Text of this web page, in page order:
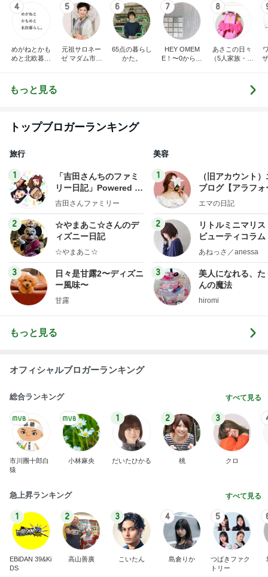
4
めがねとかも
めと北欧暮ら
5
元祖サロネー
ゼ マダム市川
6
65点の暮らし
かた。
7
HEY OMEM
E！〜0からの
8
あさこの日々
（5人家族・投
もっと見る
トップブロガーランキング
旅行
1
「吉田さんちのファミ
リー日記」Powered b
y Ameba 吉田さんファ
ログ
吉田さんファミリー
2
☆やまあこ☆さんのデ
ィズニー日記
☆やまあこ☆
3
日々是甘露2〜ディズニ
ー風味〜
甘露
美容
1
（旧アカウント
ブログ【アラフォ
社売却セカンドラ
エマの日記
2
リトルミニマリス
ビューティコラ
little
あねっさ／anessa
3
美人になれる、た
んの魔法
hiromi
もっと見る
オフィシャルブロガーランキング
総合ランキング すべて見る
市川團十郎白
猿
小林麻央
1
だいたひかる
2
桃
3
クロ
急上昇ランキング すべて見る
1
EBiDAN 39&Ki
DS
2
高山善廣
3
こいたん
4
島倉りか
5
つばきファク
トリー